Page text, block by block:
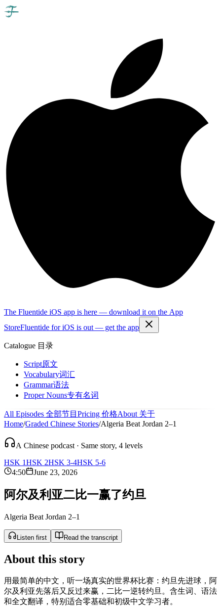
The Fluentide iOS app is here — download it on the App
StoreFluentide for iOS is out — get the app
Catalogue 目录
Script原文
Vocabulary词汇
Grammar语法
Proper Nouns专有名词
All Episodes 全部节目 Pricing 价格About 关于
Home/Graded Chinese Stories/Algeria Beat Jordan 2–1
A Chinese podcast · Same story, 4 levels
HSK 1HSK 2HSK 3-4HSK 5-6
4:50
June 23, 2026
阿尔及利 亚二比一赢了约旦
Algeria Beat Jordan 2–1
Listen first Read the transcript
About this story
用最简单的中文，听一场真实的世界杯比赛：约旦先进球，阿
尔及利亚先落后又反过来赢，二比一逆转约旦。含生词、语法
和全文翻译，特别适合零基础和初级中文学习者。